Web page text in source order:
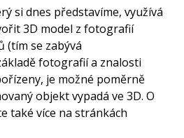
si dnes představíme, využívá
3D model z fotografií
(tím se zabývá
fotografií a znalosti
je možné poměrně
objekt vypadá ve 3D. O
také více na stránkách